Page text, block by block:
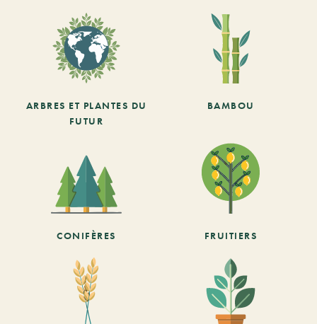
ARBRES ET PLANTES DU
FUTUR
BAMBOU
CONIFÈRES FRUITIERS